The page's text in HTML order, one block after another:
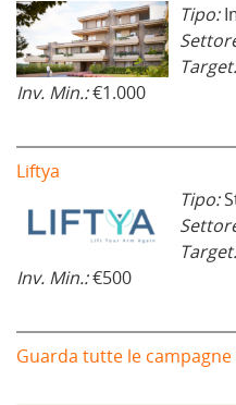
Tipo:
Inv. Min.:€1.000
Liftya
Tipo:
Inv. Min.:€500
Guarda tutte le